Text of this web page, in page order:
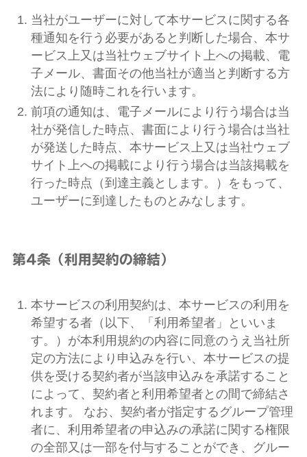
当社がユーザーに対して本サービスに関する各
種通知を行う必要があると判断した場合、本サ
ービス上又は当社ウェブサイト上への掲載、電
子メール、書面その他当社が適当と判断する方
法により随時これを行います。
前項の通知は、電子メールにより行う場合は当
社が発信した時点、書面により行う場合は当社
が発送した時点、本サービス上又は当社ウェブ
サイト上への掲載により行う場合は当該掲載を
行った時点（到達主義とします。）をもって、
ユーザーに到達したものとみなします。
第4条（利用契約の締結）
本サービスの利用契約は、本サービスの利用を
希望する者（以下、「利用希望者」といいま
す。）が本利用規約の内容に同意のうえ当社所
定の方法により申込みを行い、本サービスの提
供を受ける契約者が当該申込みを承諾すること
によって、契約者と利用希望者との間で締結さ
れます。 なお、契約者が指定するグループ管理
者に、利用希望者の申込みの承諾に関する権限
の全部又は一部を付与することができ、グルー